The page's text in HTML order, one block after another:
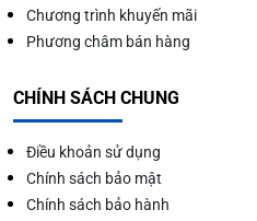
Chương trình khuyến mãi
Phương châm bán hàng
CHÍNH SÁCH CHUNG
Điều khoản sử dụng
Chính sách bảo mật
Chính sách bảo hành